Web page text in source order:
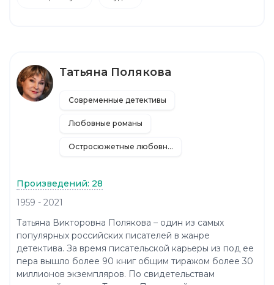
Татьяна Полякова
Современные детективы
Любовные романы
Остросюжетные любовные романы
Произведений: 28
1959 - 2021
Татьяна Викторовна Полякова – один из самых
популярных российских писателей в жанре
детектива. За время писательской карьеры из под ее
пера вышло более 90 книг общим тиражом более 30
миллионов экземпляров. По свидетельствам